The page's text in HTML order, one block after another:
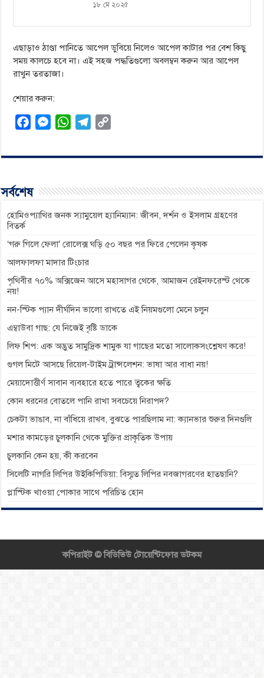
১৮ মে ২০২৫
এছাড়াও ঠাণ্ডা পানিতে আপেল ডুবিয়ে নিলেও আপেল কাটার পর বেশ কিছু
সময় কালচে হবে না। এই সহজ পদ্ধতিগুলো অবলম্বন করুন আর আপেল
রাখুন তরতাজা।
শেয়ার করুন:
c
o
o
M
s
g
r
W
a
p
l
a
p
n
সর্বশেষ
হোমিওপ্যাথির জনক স্যামুয়েল হ্যানিম্যান: জীবন, দর্শন ও ইসলাম গ্রহণের
বিতর্ক
‘গরু গিলে ফেলা’ রোলেক্স ঘড়ি ৫০ বছর পর ফিরে পেলেন কৃষক
আলফালফা মাদার টিংচার
পৃথিবীর ৭০% অক্সিজেন আসে মহাসাগর থেকে, আমাজন রেইনফরেস্ট থেকে
নয়!
নন-স্টিক প্যান দীর্ঘদিন ভালো রাখতে এই নিয়মগুলো মেনে চলুন
এম্বাউবা গাছ: যে নিজেই বৃষ্টি ডাকে
লিফ শিপ: এক অদ্ভুত সামুদ্রিক শামুক যা গাছের মতো সালোকসংশ্লেষণ করে!
গুগল মিটে আসছে রিয়েল-টাইম ট্রান্সলেশন: ভাষা আর বাধা নয়!
মেয়াদোত্তীর্ণ সাবান ব্যবহারে হতে পারে ত্বকের ক্ষতি
কোন ধরনের বোতলে পানি রাখা সবচেয়ে নিরাপদ?
চেকটা ভাঙাব, না বাঁধিয়ে রাখব, বুঝতে পারছিলাম না: ক্যানভার শুরুর দিনগুলি
মশার কামড়ের চুলকানি থেকে মুক্তির প্রাকৃতিক উপায়
চুলকানি কেন হয়, কী করবেন
সিলেটি নাগরি লিপির উইকিপিডিয়া: বিস্মৃত লিপির নবজাগরণের হাতছানি?
প্লাস্টিক খাওয়া পোকার সাথে পরিচিত হোন
কপিরাইট ©বিডিভিউ টোয়েন্টিফোর ডটকম